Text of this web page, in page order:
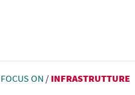
FOCUS ON / INFRASTRUTTURE